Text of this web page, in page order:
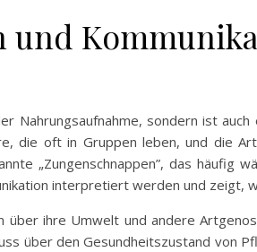
und
Nahrungsaufnahme, sondern ist
die oft in Gruppen leben, und die
„Zungenschnappen”, das häufig
interpretiert werden und zeigt,
ihre Umwelt und andere
über den Gesundheitszustand von